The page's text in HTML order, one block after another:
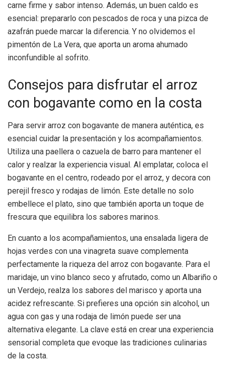
carne firme y sabor intenso. Además, un buen caldo es
esencial: prepararlo con pescados de roca y una pizca de
azafrán puede marcar la diferencia. Y no olvidemos el
pimentón de La Vera, que aporta un aroma ahumado
inconfundible al sofrito.
Consejos para disfrutar el arroz
con bogavante como en la costa
Para servir arroz con bogavante de manera auténtica, es
esencial cuidar la presentación y los acompañamientos.
Utiliza una paellera o cazuela de barro para mantener el
calor y realzar la experiencia visual. Al emplatar, coloca el
bogavante en el centro, rodeado por el arroz, y decora con
perejil fresco y rodajas de limón. Este detalle no solo
embellece el plato, sino que también aporta un toque de
frescura que equilibra los sabores marinos.
En cuanto a los acompañamientos, una ensalada ligera de
hojas verdes con una vinagreta suave complementa
perfectamente la riqueza del arroz con bogavante. Para el
maridaje, un vino blanco seco y afrutado, como un Albariño o
un Verdejo, realza los sabores del marisco y aporta una
acidez refrescante. Si prefieres una opción sin alcohol, un
agua con gas y una rodaja de limón puede ser una
alternativa elegante. La clave está en crear una experiencia
sensorial completa que evoque las tradiciones culinarias
de la costa.